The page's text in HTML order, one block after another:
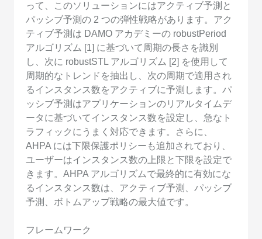
って、このソリューションにはアクティブ予測と
パッシブ予測の 2 つの弾性戦略があります。アク
ティブ予測は DAMO アカデミーの robustPeriod
アルゴリズム [1] に基づいて周期の長さを識別
し、次に robustSTL アルゴリズム [2] を使用して
周期的なトレンドを抽出し、次の周期で適用され
るインスタンス数をアクティブに予測します。パ
ッシブ予測はアプリケーションのリアルタイムデ
ータに基づいてインスタンス数を設定し、急なト
ラフィックにうまく対応できます。さらに、
AHPA には下限保護ポリシーも追加されており、
ユーザーはインスタンス数の上限と下限を設定で
きます。AHPA アルゴリズムで最終的に有効にな
るインスタンス数は、アクティブ予測、パッシブ
予測、ボトムアップ戦略の最大値です。
フレームワーク